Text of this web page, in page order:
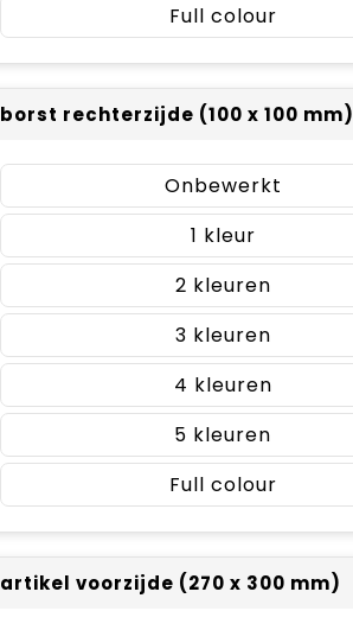
Full colour
borst rechterzijde (100 x 100 mm)
Onbewerkt
1
2
3
4
5
Full colour
artikel voorzijde (270 x 300 mm)